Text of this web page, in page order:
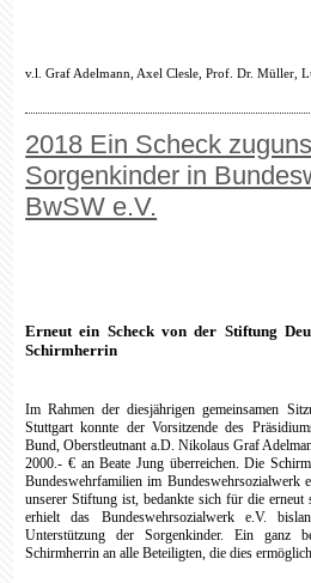
v.l. Graf Adelmann, AxelClesle, Prof. Dr. Müller,
2018 Ein Scheck
Sorgenkinder in
BwSW e.V.
Erneut ein Scheck von der Stiftung
Schirmherrin
Im Rahmen der diesjährigen gemeinsamen
Stuttgart konnte der Vorsitzende des
Bund, Oberstleutnant a.D. Nikolaus Graf
2000.- € an Beate Jung überreichen. Die
Bundeswehrfamilien im Bundeswehrsozialwerk
unserer Stiftung ist, bedankte sich für die erneut
erhielt das Bundeswehrsozialwerk e.V.
Unterstützung der Sorgenkinder. Ein ganz
Schirmherrin an alle Beteiligten, die dies